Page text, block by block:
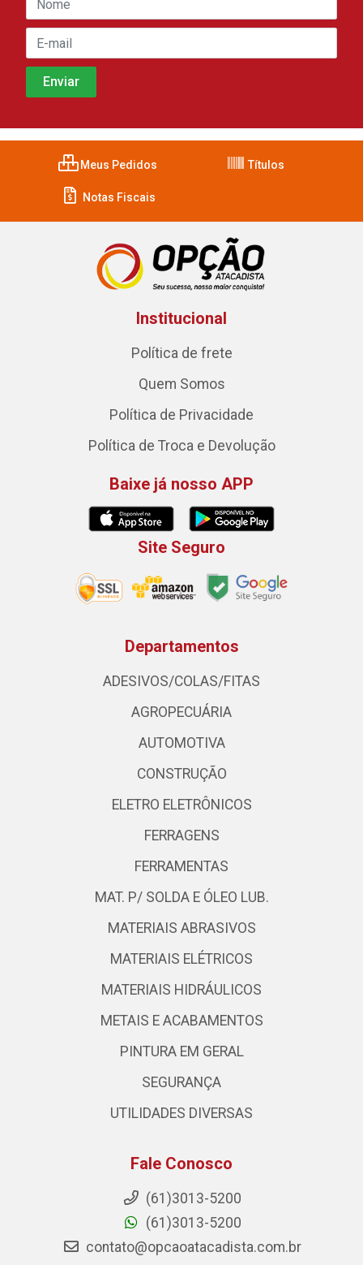
Meus Pedidos Títulos
Notas Fiscais
Institucional
Política de frete
Quem Somos
Política de Privacidade
Política de Troca e Devolução
Baixe já nosso APP
Site Seguro
Departamentos
ADESIVOS/COLAS/FITAS
AGROPECUÁRIA
AUTOMOTIVA
CONSTRUÇÃO
ELETRO ELETRÔNICOS
FERRAGENS
FERRAMENTAS
MAT. P/ SOLDA E ÓLEO LUB.
MATERIAIS ABRASIVOS
MATERIAIS ELÉTRICOS
MATERIAIS HIDRÁULICOS
METAIS E ACABAMENTOS
PINTURA EM GERAL
SEGURANÇA
UTILIDADES DIVERSAS
Fale Conosco
(61)3013-5200
(61)3013-5200
contato@opcaoatacadista.com.br